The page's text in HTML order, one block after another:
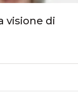
visione di